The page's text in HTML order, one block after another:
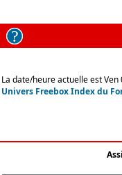
La date/heure actuelle est Ven
Univers Freebox Index du